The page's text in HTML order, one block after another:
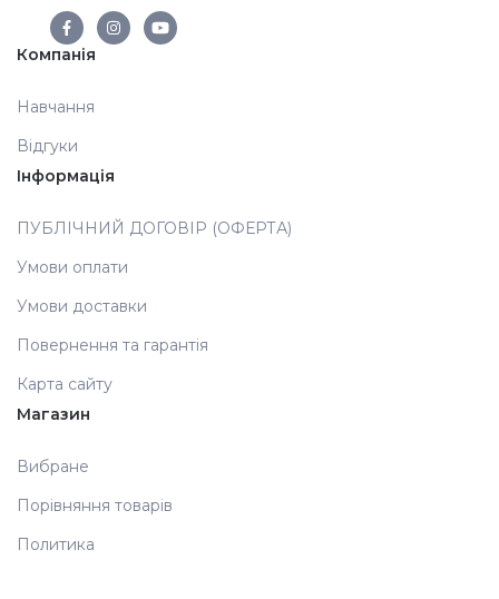
Аксесуари
Компанія
Навчання
Відгуки
Інформація
ПУБЛІЧНИЙ ДОГОВІР (ОФЕРТА)
Умови оплати
Умови доставки
Повернення та гарантія
Карта сайту
Магазин
Вибране
Порівняння товарів
Политика